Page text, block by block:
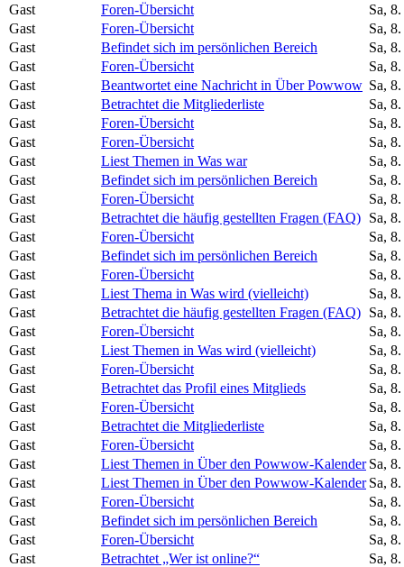
Gast
Foren-Übersicht
Sa,
Gast
Foren-Übersicht
Sa,
Gast
Befindet sich im persönlichen Bereich
Sa,
Gast
Foren-Übersicht
Sa,
Gast
Beantwortet eine Nachricht in Über Powwow Sa,
Gast
Betrachtet die Mitgliederliste
Sa,
Gast
Foren-Übersicht
Sa,
Gast
Foren-Übersicht
Sa,
Gast
Liest Themen in Was war
Sa,
Gast
Befindet sich im persönlichen Bereich
Sa,
Gast
Foren-Übersicht
Sa,
Gast
Betrachtet die häufig gestellten Fragen (FAQ) Sa,
Gast
Foren-Übersicht
Sa,
Gast
Befindet sich im persönlichen Bereich
Sa,
Gast
Foren-Übersicht
Sa,
Gast
Liest Thema in Was wird (vielleicht)
Sa,
Gast
Betrachtet die häufig gestellten Fragen (FAQ) Sa,
Gast
Foren-Übersicht
Sa,
Gast
Liest Themen in Was wird (vielleicht)
Sa,
Gast
Foren-Übersicht
Sa,
Gast
Betrachtet das Profil eines Mitglieds
Sa,
Gast
Foren-Übersicht
Sa,
Gast
Betrachtet die Mitgliederliste
Sa,
Gast
Foren-Übersicht
Sa,
Gast
Liest Themen in Über den Powwow-Kalender Sa,
Gast
Liest Themen in Über den Powwow-Kalender Sa,
Gast
Foren-Übersicht
Sa,
Gast
Befindet sich im persönlichen Bereich
Sa,
Gast
Foren-Übersicht
Sa,
Gast
Betrachtet „Wer ist online?“
Sa,